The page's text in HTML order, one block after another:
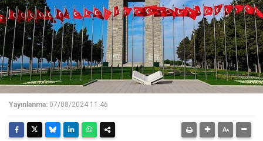
Yayınlanma: 07/08/2024 11:46